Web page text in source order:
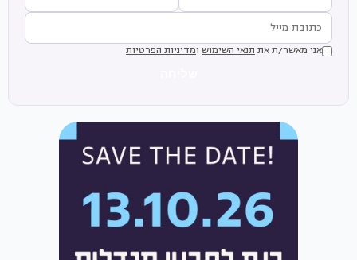
אני מאשר/ת את תנאי השימוש ומדיניות הפרטיות